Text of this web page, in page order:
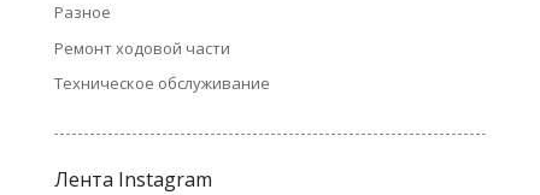
Разное
Ремонт ходовой части
Техническое обслуживание
Лента Instagram